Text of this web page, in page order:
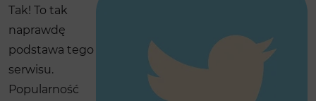
Tak! To tak
naprawdę
podstawa tego
serwisu.
Popularność